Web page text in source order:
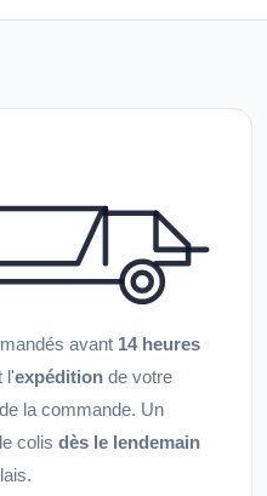
avant 14 heures
l'expédition de votre
la commande. Un
colis dès le lendemain